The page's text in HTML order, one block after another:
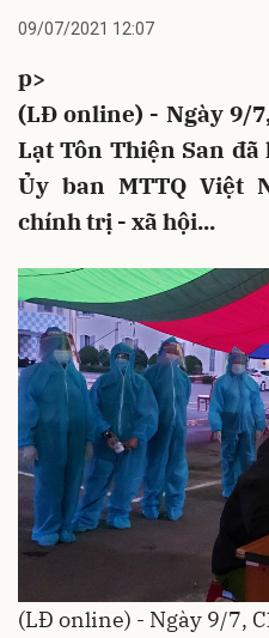
09/07/2021 12:07
p>
(LĐ online) - Ngày 9/
Lạt Tôn Thiện San
Ủy ban MTTQ Việt
chính trị - xã hội...
(LĐ online) - Ngày 9/7,